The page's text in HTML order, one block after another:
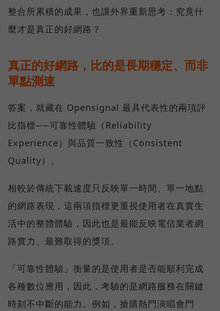
整合所累積的成果，也讓外界重新思考：究竟什
麼才是真正的好網路？
真正的好網路，比的是長期穩定、而非
單點測速
答案，就藏在 Opensignal 最具代表性的兩項評
比指標──可靠性體驗（Reliability
Experience）與品質一致性（Consistent
Quality）。
相較於傳統下載速度只反映單一時間、單一地點
的網路表現，這兩項指標更重視使用者在真實生
活中的整體體驗，因此也是最能反映電信業者網
路實力、最難取得的獎項。
「可靠性體驗」衡量的是使用者是否能順利完成
各種數位應用，因此，考驗的是網路服務在關鍵
時刻不中斷的能力。例如，搶購熱門演唱會門